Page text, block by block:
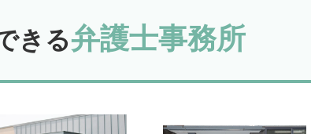
きる弁護士事務所